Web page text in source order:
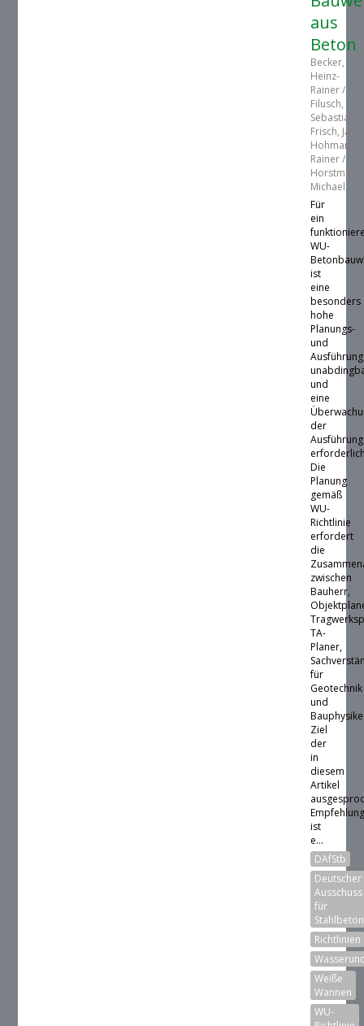
aus
Beton
Becker,
Heinz-
Rainer /
Filusch,
Sebastian /
Frisch, Jan /
Hohmann,
Rainer /
Michael
Für
ein
WU-
ist
eine
besonders
hohe
Planungs-
und
und
eine
der
Ausführung
Die
Planung
gemäß
WU-
Richtlinie
erfordert
die
zwischen
Bauherr,
TA-
Planer,
für
Geotechnik
und
Ziel
der
in
diesem
Artikel
ist
e...
DAfStb
Deutscher
Ausschuss
für
Stahlbeton
Richtlinien
Weiße
Wannen
WU-